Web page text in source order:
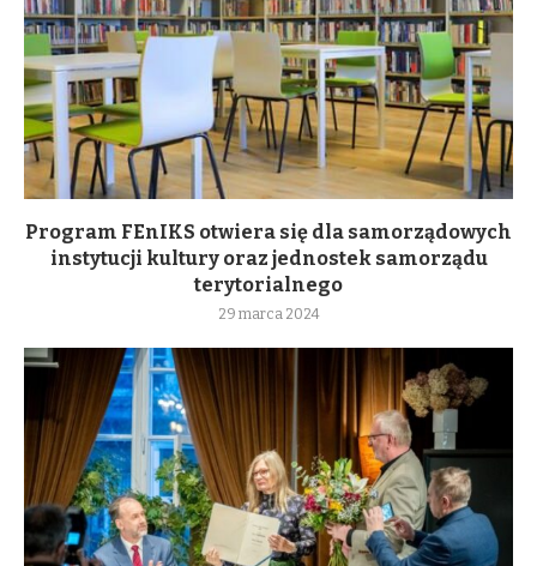
Program FEnIKS otwiera się dla samorządowych
instytucji kultury oraz jednostek samorządu
terytorialnego
29 marca 2024